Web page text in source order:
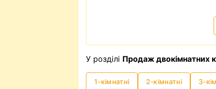
У розділі Продаж двокімнатних
1-кімнатні 2-кімнатні 3-